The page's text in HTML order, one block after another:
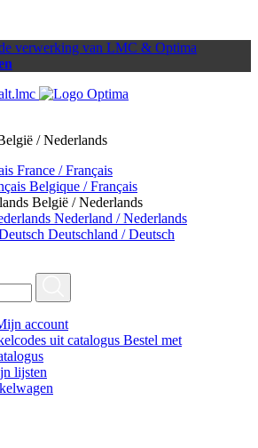
verwerking van LMC & Optima
/ Nederlands
France / Français
Belgique / Français
België / Nederlands
Nederland / Nederlands
Deutschland / Deutsch
account
Bestel met
lijsten